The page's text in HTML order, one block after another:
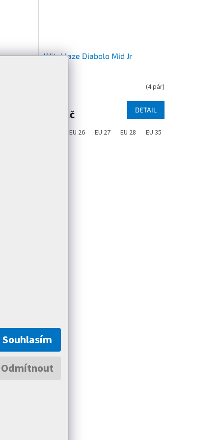
Odmítnout
Souhlasím
Witeblaze Diabolo Mid Jr
(4 pár)
479 Kč DETAIL
EU 26 EU 27 EU 28 EU 35